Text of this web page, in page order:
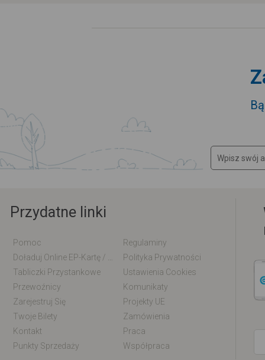
Przydatne linki
Pomoc
Regulaminy
Polityka Prywatności
Tabliczki Przystankowe
Ustawienia Cookies
Przewoźnicy
Komunikaty
Zarejestruj Się
Projekty UE
Twoje Bilety
Zamówienia
Kontakt
Praca
Punkty Sprzedaży
Współpraca